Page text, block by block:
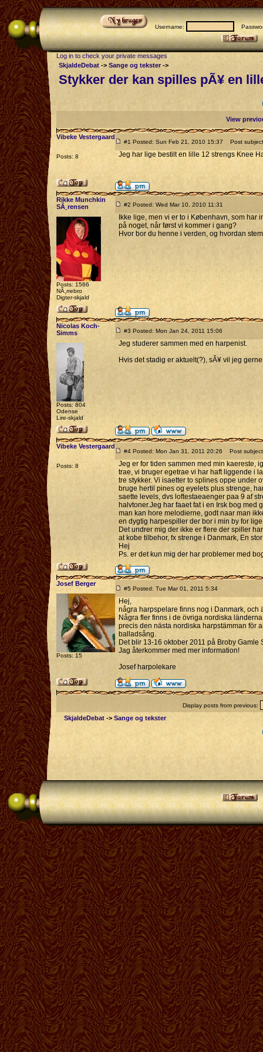
Username:
Log in to check your private messages
SkjaldeDebat -> Sange og tekster->
Stykker der kan spilles pÃ¥ en
View
Vibeke Vestergaard
Posts: 8
#1 Posted: Sun Feb 21, 2010 15:37 Post subject:
Jeg har lige bestilt en lille 12 strengs Knee
Rikke Munchkin
SÃ¸rensen
Posts: 1566
NÃ¸rrebro
Digter-skjald
#2 Posted: Wed Mar 10, 2010 11:31
Ikke lige, men vi er to i København, som
på noget, når først vi kommer i gang?
Hvor bor du henne i verden, og hvordan
Nicolas Koch-
Simms
Posts: 804
Odense
Lire-skjald
#3 Posted: Mon Jan 24, 2011 15:06
Jeg studerer sammen med en harpenist.
Hvis det stadig er aktuelt(?), sÃ¥ vil jeg
Vibeke Vestergaard
Posts: 8
#4 Posted: Mon Jan 31, 2011 20:26 Post
Jeg er for tiden sammen med min kaereste,
trae, vi bruger egetrae vi har haft liggende i
tre stykker. Vi isaetter to splines oppe under
bruge hertil pines og eyelets plus strenge,
saette levels, dvs loftestaeaenger paa 9 af
halvtoner.Jeg har faaet fat i en Irsk bog
man kan hore melodierne, godt naar man
en dygtig harpespiller der bor i min by for
Det undrer mig der ikke er flere der spiller
at kobe tilbehor, fx strenge i Danmark, En
Hej
Ps. er det kun mig der har problemer med
Josef Berger
Posts: 15
#5 Posted: Tue Mar 01, 2011 5:34
Hej,
några harpspelare finns nog i Danmark, och
Några fler finns i de övriga nordiska
precis den nästa nordiska harpstämman för
balladsång.
Det blir 13-16 oktober 2011 på Broby Gamle
Jag återkommer med mer information!
Josef harpolekare
Display posts from previous:
SkjaldeDebat -> Sange og tekster